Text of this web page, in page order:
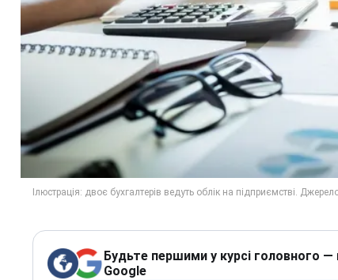
Будьте першими у курсі головного —
Google